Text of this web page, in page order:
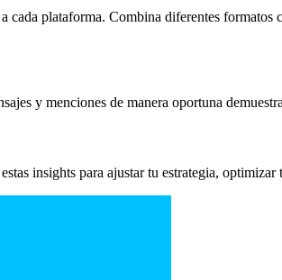
plataforma. Combina diferentes
y menciones de manera oportuna
insights para ajustar tu estrategia, optimizar